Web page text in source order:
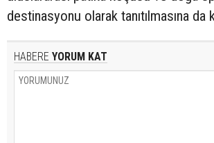
destinasyonu olarak tanıtılmasına da
HABERE YORUM KAT